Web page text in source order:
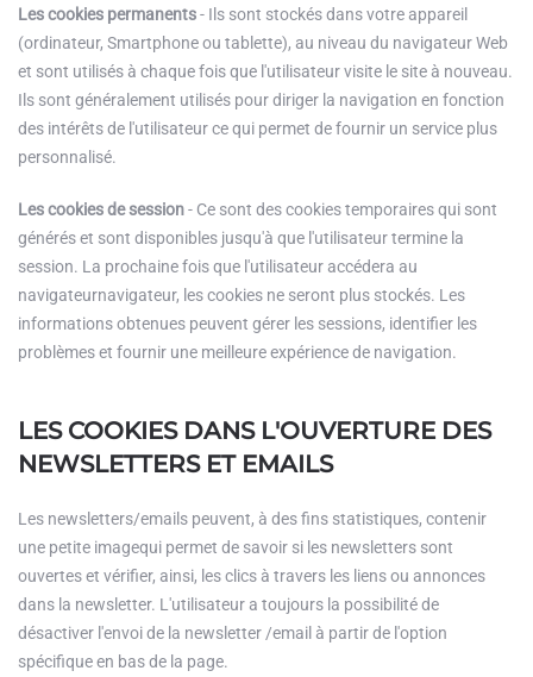
Les cookies permanents- Ils sont stockés dans votre appareil
(ordinateur, Smartphone ou tablette), au niveau du navigateur Web
et sont utilisés à chaque fois que l'utilisateur visite le site à nouveau.
Ils sont généralement utilisés pour diriger la navigation en fonction
des intérêts de l'utilisateur ce qui permet de fournir un service plus
personnalisé.
Les cookies de session- Ce sont des cookies temporaires qui sont
générés et sont disponibles jusqu'à que l'utilisateur termine la
session. La prochaine fois que l'utilisateur accédera au
navigateurnavigateur, les cookies ne seront plus stockés. Les
informations obtenues peuvent gérer les sessions, identifier les
problèmes et fournir une meilleure expérience de navigation.
LES COOKIES DANS L'OUVERTURE DES
NEWSLETTERS ET EMAILS
Les newsletters/emails peuvent, à des fins statistiques, contenir
une petite imagequi permet de savoir si les newsletters sont
ouvertes et vérifier, ainsi, les clics à travers les liens ou annonces
dans la newsletter. L'utilisateur a toujours la possibilité de
désactiver l'envoi de la newsletter /email à partir de l'option
spécifique en bas de la page.